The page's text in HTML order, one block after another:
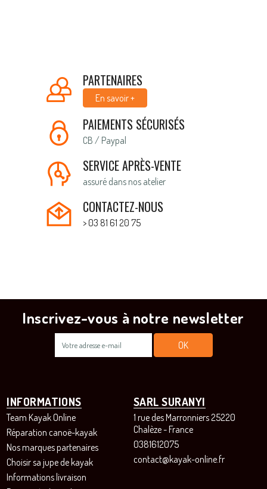
PARTENAIRES
En savoir +
PAIEMENTS SÉCURISÉS
CB / Paypal
SERVICE APRÈS-VENTE
assuré dans nos atelier
CONTACTEZ-NOUS
> 03 81 61 20 75
Inscrivez-vous à notre newsletter
INFORMATIONS
Team Kayak Online
Réparation canoë-kayak
Nos marques partenaires
Choisir sa jupe de kayak
Informations livraison
SARL SURANYI
1 rue des Marronniers 25220
Chalèze - France
0381612075
contact@kayak-online.fr